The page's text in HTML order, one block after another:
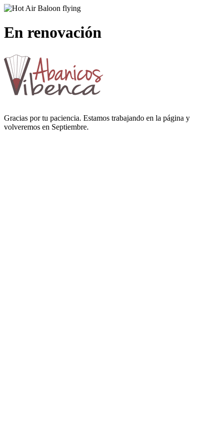
En renovación
Gracias por tu paciencia. Estamos trabajando en la página y
volveremos en Septiembre.